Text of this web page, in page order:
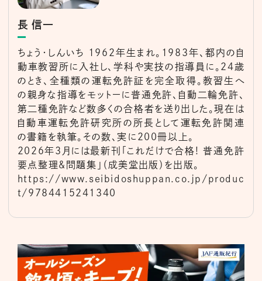
長 信一
ちょう・しんいち 1962年生まれ。1983年、都内の自
動車教習所に入社し、学科や実技の指導員に。24歳
のとき、全種類の運転免許証を完全取得。教習生へ
の親身な指導をモットーに普通免許、自動二輪免許、
第二種免許など数多くの合格者を送り出した。現在は
自動車運転免許研究所の所長として運転免許関連
の書籍を執筆。その数、実に200冊以上。
2026年3月には最新刊「これだけで合格! 普通免許
要点整理&問題集」（成美堂出版）を出版。
https://www.seibidoshuppan.co.jp/produc
t/9784415241340